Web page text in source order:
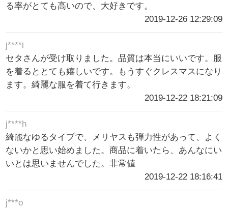
る率がとても高いので、大好きです。
2019-12-26 12:29:09
j****i
セタさんが受け取りました。品質は本当にいいです。服
を着るととても嬉しいです。もうすぐクレスマスになり
ます。綺麗な服を着て行きます。
2019-12-22 18:21:09
j****h
綺麗なゆるタイプで、メリヤスも弾力性があって、よく
ないかと思い始めました。商品に着いたら、あんなにい
いとは思いませんでした。非常値
2019-12-22 18:16:41
j***o